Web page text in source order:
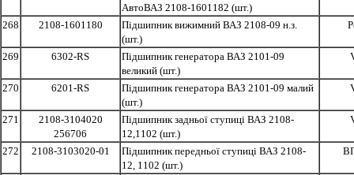
АвтоВАЗ 2108-1601182 (шт.)
268
2108-1601180
Підшипник вижимний ВАЗ 2108-09 н.з.
(шт.)
269 6302-RS
Підшипник генератора ВАЗ 2101-09
великий (шт.)
270 6201-RS
Підшипник генератора ВАЗ 2101-09 малий
(шт.)
271
2108-3104020
256706
Підшипник задньої ступиці ВАЗ 2108-
12,1102 (шт.)
272 2108-3103020-01
Підшипник передньої ступиці ВАЗ 2108-
12, 1102 (шт.)